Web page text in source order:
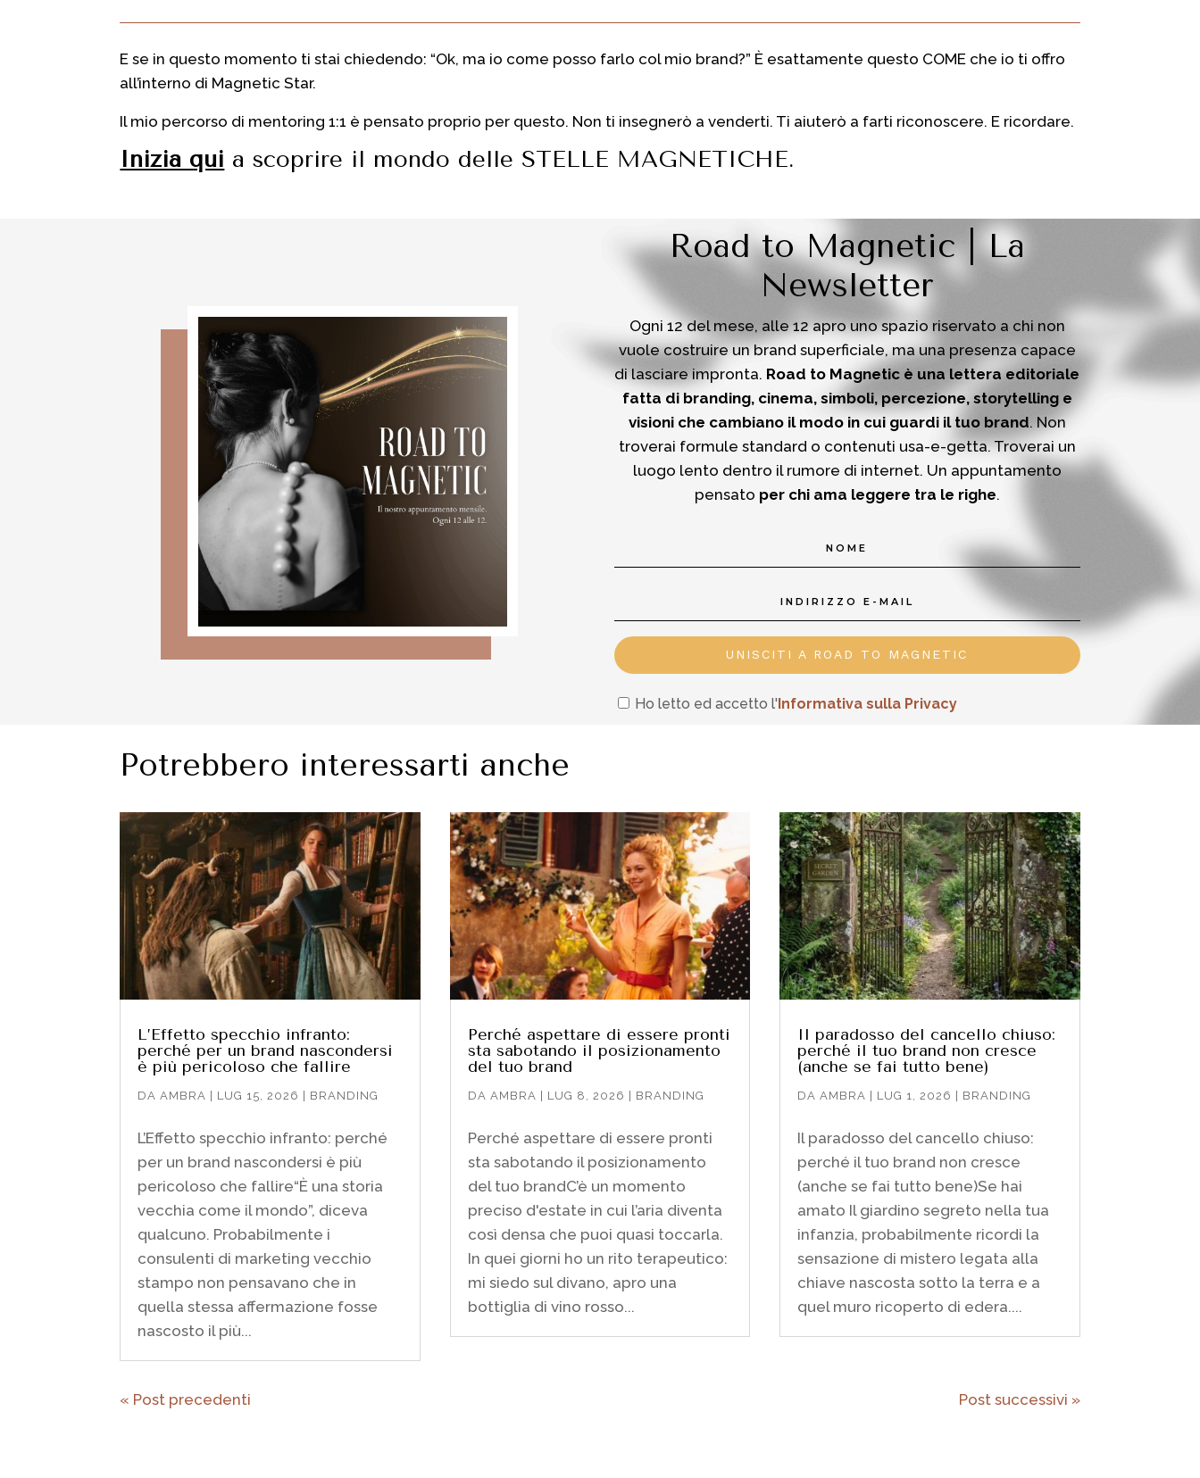
E se in questo momento ti stai chiedendo: “Ok, ma io come posso farlo col mio brand?” È esattamente questo COME che io ti offro
all’interno di Magnetic Star.
Il mio percorso di mentoring 1:1 è pensato proprio per questo. Non ti insegnerò a venderti. Ti aiuterò a farti riconoscere. E ricordare.
Inizia qui a scoprire il mondo delle STELLE MAGNETICHE.
Road to Magnetic | La
Newsletter
Ogni 12 del mese, alle 12 apro uno spazio riservato a chi non
vuole costruire un brand superficiale, ma una presenza capace
di lasciare impronta. Road to Magnetic è una lettera editoriale
fatta di branding, cinema, simboli, percezione, storytelling e
visioni che cambiano il modo in cui guardi il tuo brand. Non
troverai formule standard o contenuti usa-e-getta.Troverai un
luogo lento dentro il rumore di internet. Un appuntamento
pensato per chi ama leggere tra le righe.
UNISCITI A ROAD TO MAGNETIC
Ho letto ed accetto l'Informativa sulla Privacy
Potrebbero interessarti anche
L’Effetto specchio infranto:
perché per un brand nascondersi
è più pericoloso che fallire
DAAMBRA LUG 15, 2026 BRANDING
L’Effetto specchio infranto: perché
per un brand nascondersi è più
pericoloso che fallire“È una storia
vecchia come il mondo”, diceva
qualcuno. Probabilmente i
consulenti di marketing vecchio
stampo non pensavano che in
quella stessa affermazione fosse
nascosto il più...
Perché aspettare di essere pronti
sta sabotando il posizionamento
del tuo brand
DA AMBRA LUG 8, 2026 BRANDING
Perché aspettare di essere pronti
sta sabotando il posizionamento
del tuo brandC’è un momento
preciso d'estate in cui l’aria diventa
così densa che puoi quasi toccarla.
In quei giorni ho un rito terapeutico:
mi siedo sul divano, apro una
bottiglia di vino rosso...
Il paradosso del cancello chiuso:
perché il tuo brand non cresce
(anche se fai tutto bene)
DA AMBRA LUG 1, 2026 BRANDING
Il paradosso del cancello chiuso:
perché il tuo brand non cresce
(anche se fai tutto bene)Se hai
amato Il giardino segreto nella tua
infanzia, probabilmente ricordi la
sensazione di mistero legata alla
chiave nascosta sotto la terra e a
quel muro ricoperto di edera....
« Post precedenti Post successivi »